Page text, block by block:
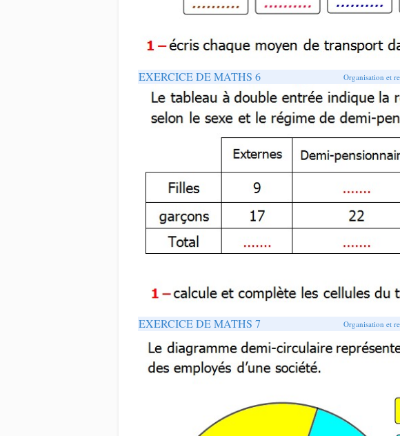
EXERCICE DE MATHS 6 Organisation et
EXERCICE DE MATHS 7 Organisation et